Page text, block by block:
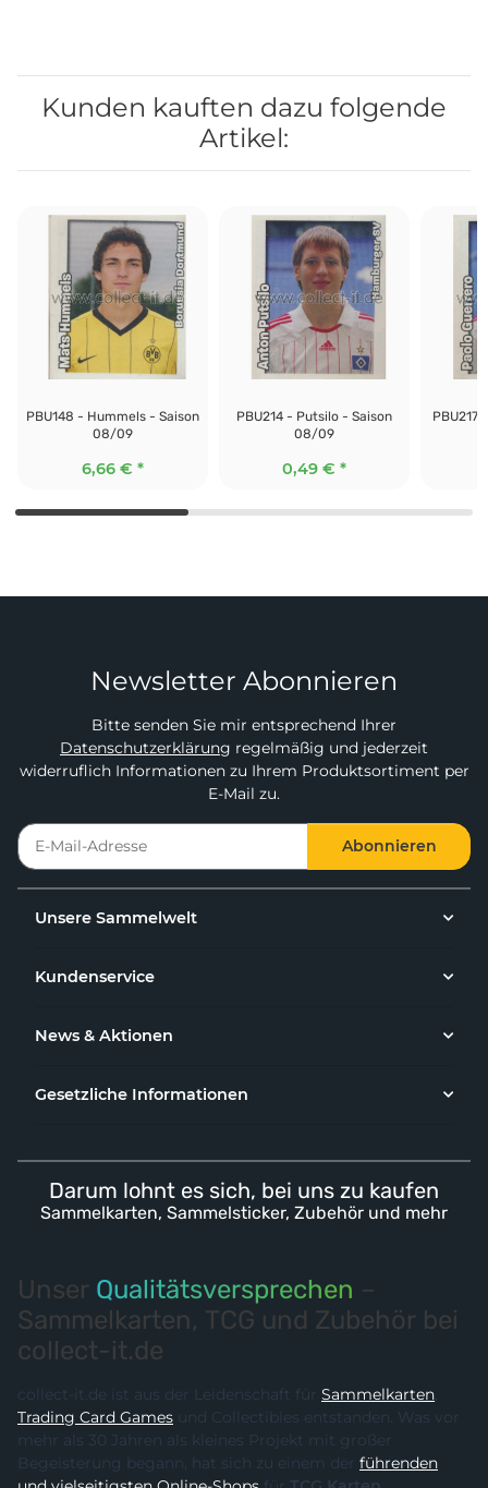
Kunden kauften dazu folgende
Artikel:
PBU148 - Hummels - Saison
08/09
6,66 €*
PBU214 - Putsilo - Saison
08/09
0,49 €*
PBU217
Newsletter Abonnieren
Bitte senden Sie mir entsprechend Ihrer
Datenschutzerklärung regelmäßig und jederzeit
widerruflich Informationen zu Ihrem Produktsortiment per
E-Mail zu.
Abonnieren
Unsere Sammelwelt
Kundenservice
News & Aktionen
Gesetzliche Informationen
Darum lohnt es sich, bei uns zu kaufen
Sammelkarten, Sammelsticker, Zubehör und mehr
Unser Qualitätsversprechen –
Sammelkarten, TCG und Zubehör bei
collect-it.de
collect-it.de ist aus der Leidenschaft für Sammelkarten,
Trading Card Games und Collectibles entstanden. Was vor
mehr als 30 Jahren als kleines Projekt mit großer
Begeisterung begann, hat sich zu einem der führenden